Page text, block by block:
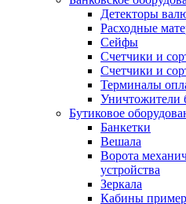
Детекторы
Расходные
Сейфы
Счетчики и
Счетчики и
Терминалы
Уничтожители
Бутиковое
Банкетки
Вешала
Ворота
устройства
Зеркала
Кабины